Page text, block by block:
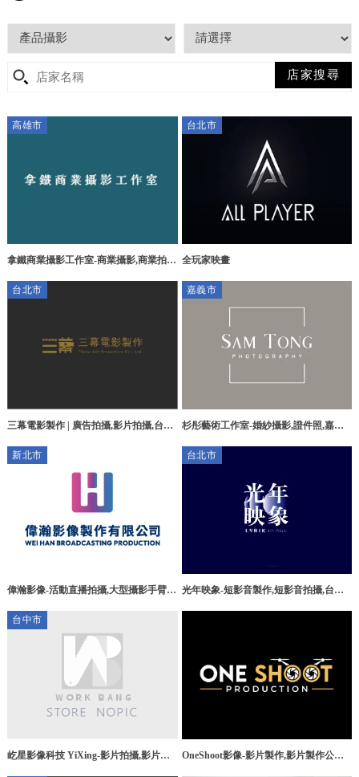
高雄市
拿鐵商業攝影工作室-商業攝影,商業拍
台北市
全玩家映畫
台北市
三幕電影製作 | 廣告拍攝,影片拍攝,台北
嘉義市
杉彤藝術工作室-婚紗攝影,證件照,嘉義
新北市
偉瀚影像-活動直播拍攝,大型攝影手臂租
租賃
台北市
光年映象-短影音製作,短影音拍攝,台北
台中市
屹星影像科技 YiXing-影片拍攝,影片製
OneShoot影像-影片製作,影片製作公司,